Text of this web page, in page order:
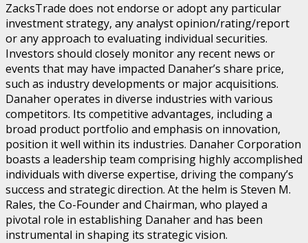
ZacksTrade does not endorse or adopt any particular
investment strategy, any analyst opinion/rating/report
or any approach to evaluating individual securities.
Investors should closely monitor any recent news or
events that may have impacted Danaher’s share price,
such as industry developments or major acquisitions.
Danaher operates in diverse industries with various
competitors. Its competitive advantages, including a
broad product portfolio and emphasis on innovation,
position it well within its industries. Danaher Corporation
boasts a leadership team comprising highly accomplished
individuals with diverse expertise, driving the company’s
success and strategic direction. At the helm is Steven M.
Rales, the Co-Founder and Chairman, who played a
pivotal role in establishing Danaher and has been
instrumental in shaping its strategic vision.